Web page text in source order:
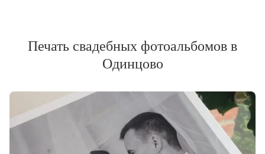
Печать свадебных фотоальбомов в
Одинцово